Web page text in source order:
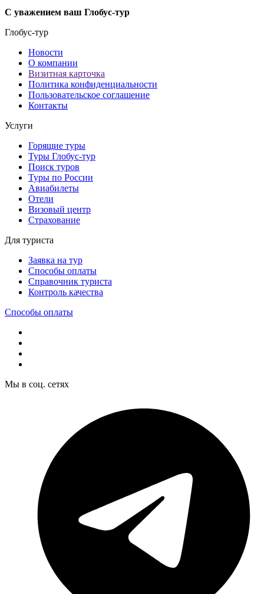
С уважением ваш Глобус-тур
Глобус-тур
Новости
О компании
Визитная карточка
Политика конфиденциальности
Пользовательское соглашение
Контакты
Услуги
Горящие туры
Туры Глобус-тур
Поиск туров
Туры по России
Авиабилеты
Отели
Визовый центр
Страхование
Для туриста
Заявка на тур
Способы оплаты
Справочник туриста
Контроль качества
Способы оплаты
Мы в соц. сетях